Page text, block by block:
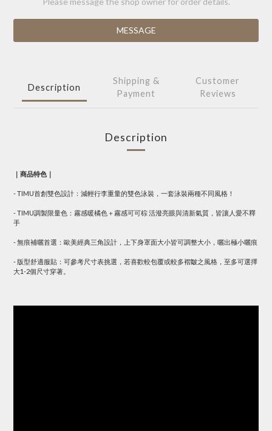
MESSAGE
Description
Shipping &
Payment
Customer
Reviews
Description
｜商品特色｜
- TIMU首創雙色設計：減輕行李重量的雙色泳裝，一套泳裝兩種不同風格！
- TIMU調製限量色：霧感暖橘色＋霧感可可棕 活潑亮眼與清新氣質，皆讓人愛不釋
手
- 無痕補曬首選：歐美經典三角設計，上下身罩面大小皆可調整大小，曬出極小曬痕
- 版型舒適服貼：可參考尺寸表挑選，若喜歡較包覆或較多褶皺之風格，至多可選擇
大1-2個尺寸穿著。